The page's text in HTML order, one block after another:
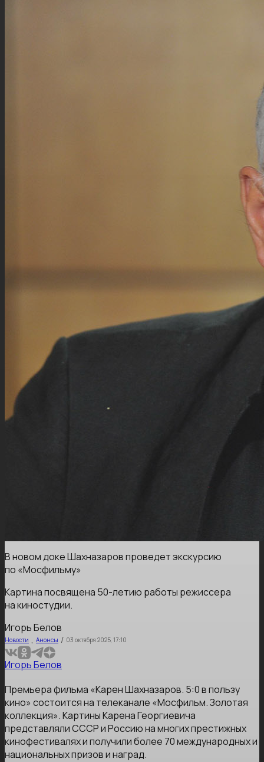
В новом доке Шахназаров проведет экскурсию
по «Мосфильму»
Картина посвящена 50-летию работы режиссера
на киностудии.
Игорь Белов
Новости , Анонсы / 03 октября 2025, 17:10
Игорь Белов
Премьера фильма «Карен Шахназаров. 5:0 в пользу
кино» состоится на телеканале «Мосфильм. Золотая
коллекция». Картины Карена Георгиевича
представляли СССР и Россию на многих престижных
кинофестивалях и получили более 70 международных и
национальных призов и наград.